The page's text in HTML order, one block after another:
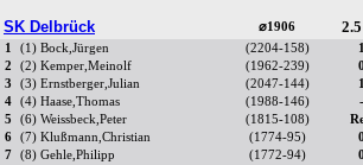
SK Delbrück ⌀1906
1 (1) Bock,Jürgen (2204-158)
2
(2) Kemper,Meinolf (1962-239)
3
(3) Ernstberger,Julian (2047-144)
4
(4) Haase,Thomas (1988-146)
5
(6) Weissbeck,Peter (1815-108)
6
(7) Klußmann,Christian (1774-95)
7
(8) Gehle,Philipp (1772-94)